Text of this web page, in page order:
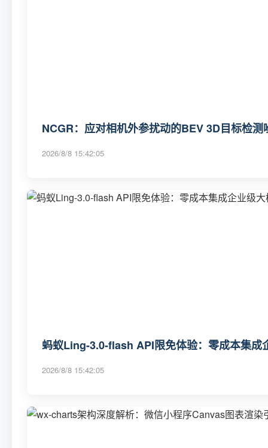
NCGR：应对相机外参扰动的BEV 3D目标检
2026/8/8 15:42:05
蚂蚁Ling-3.0-flash API限免体验：零成本集成
2026/8/8 15:42:05